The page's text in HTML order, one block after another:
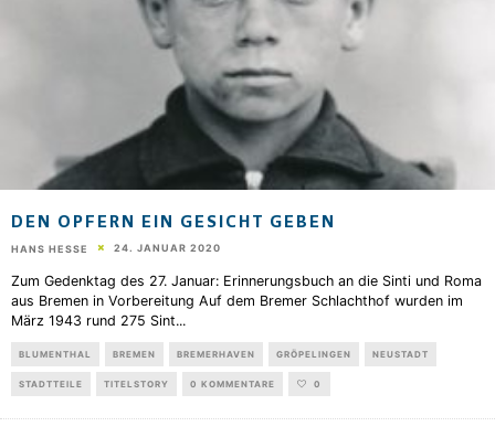
DEN OPFERN EIN GESICHT GEBEN
HANS HESSE 24. JANUAR 2020
Zum Gedenktag des 27. Januar: Erinnerungsbuch an die Sinti und Roma
aus Bremen in Vorbereitung Auf dem Bremer Schlachthof wurden im
März 1943 rund 275 Sint...
BLUMENTHAL BREMEN BREMERHAVEN GRÖPELINGEN NEUSTADT
STADTTEILE TITELSTORY 0 KOMMENTARE 0